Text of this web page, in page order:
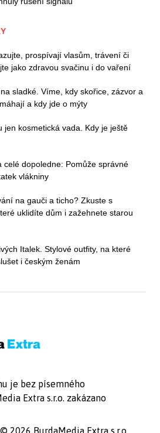
prospívají vlasům, trávení či
jako zdravou svačinu i do vaření
sladké. Víme, kdy skořice, zázvor a
a kdy jde o mýty
jen kosmetická vada. Kdy je ještě
dopoledne: Pomůže správné
vlákniny
na gauči a ticho? Zkuste s
uklidíte dům i zažehnete starou
Italek. Stylové outfity, na které
i českým ženám
je bez písemného
Extra s.r.o. zakázano